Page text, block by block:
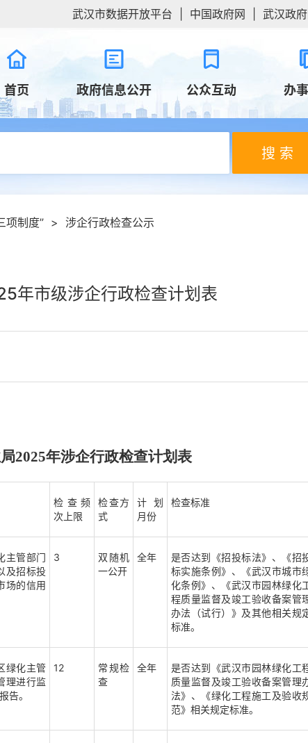
武汉市数据开放平台 中国政府网 武汉政
首页 政府信息公开 公众互动 办
搜 索
项制度” > 涉企行政检查公示
年市级涉企行政检查计划表
2025年涉企行政检查计划表
检查频
次上限
检查方
式
计划
月份
检查标准
主管部门
及招标投
场的信用
3
双随机
一公开
全年
是否达到《招投标法》、《招
标实施条例》、《武汉市城市
化条例》、《武汉市园林绿化
程质量监督及竣工验收备案管
办法（试行）》及其他相关规
标准。
绿化主管
理进行监
告。
12
常规检
查
全年
是否达到《武汉市园林绿化工
质量监督及竣工验收备案管理
法》、《绿化工程施工及验收
范》相关规定标准。